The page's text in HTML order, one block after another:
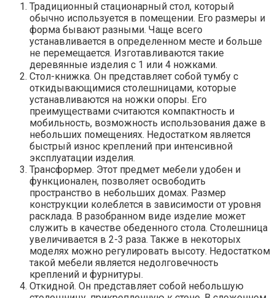
Традиционный стационарный стол, который
обычно используется в помещении. Его размеры и
форма бывают разными. Чаще всего
устанавливается в определенном месте и больше
не перемещается. Изготавливаются такие
деревянные изделия с 1 или 4 ножками.
Стол-книжка. Он представляет собой тумбу с
откидывающимися столешницами, которые
устанавливаются на ножки опоры. Его
преимуществами считаются компактность и
мобильность, возможность использования даже в
небольших помещениях. Недостатком является
быстрый износ креплений при интенсивной
эксплуатации изделия.
Трансформер. Этот предмет мебели удобен и
функционален, позволяет освободить
пространство в небольших домах. Размер
конструкции колеблется в зависимости от уровня
расклада. В разобранном виде изделие может
служить в качестве обеденного стола. Столешница
увеличивается в 2-3 раза. Также в некоторых
моделях можно регулировать высоту. Недостатком
такой мебели является недолговечность
креплений и фурнитуры.
Откидной. Он представляет собой небольшую